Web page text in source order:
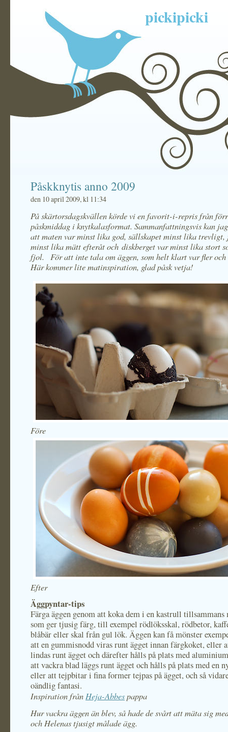
pickipicki
Påskknytis anno 2009
den 10 april 2009, kl 11:34
På skärtorsdagskvällen körde vi en favorit-i-repris från
påskmiddag i knytkalasformat. Sammanfattningsvis kan
att maten var minst lika god, sällskapet minst lika trevligt,
minst lika mätt efteråt och diskberget var minst lika stort
fjol. För att inte tala om äggen, som helt klart var fler och
Här kommer lite matinspiration, glad påsk vetja!
Före
Efter
Äggpyntar-tips
Färga äggen genom att koka dem i en kastrull tillsammans
som ger tjusig färg, till exempel rödlöksskal, rödbetor,
blåbär eller skal från gul lök. Äggen kan få mönster
att en gummisnodd viras runt ägget innan färgkoket, eller
lindas runt ägget och därefter hålls på plats med
att vackra blad läggs runt ägget och hålls på plats med en
eller att tejpbitar i fina former tejpas på ägget, och så
oändlig fantasi.
Inspiration från Heja-Abbespappa
Hur vackra äggen än blev, så hade de svårt att mäta sig
och Helenas tjusigt målade ägg.